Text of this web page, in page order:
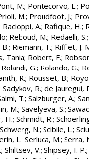
M.; Pontecorvo, L.;
M.; Proudfoot, J.;
; Racioppi, A.; Rafique, H.;
; Reboud, M.; Redaelli, S.
B.; Riemann, T.; Rifflet, J.
Tania; Robert, F.;
Rolandi, G.; Rolando, G.;
R.; Rousset, B.;
; Sadykov, R.; de Jauregui,
T.; Salzburger, A.;
M.; Savelyeva, S.;
H.; Schmidt, R.;
Schwerg, N.; Scibile, L.;
L.; Serluca, M.; Serra,
; Shiltsev, V.; Shipsey, I. P.;